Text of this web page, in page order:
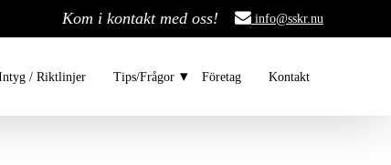
Kom i kontakt med oss! info@sskr.nu
/ Riktlinjer Tips/Frågor Företag Kontakt